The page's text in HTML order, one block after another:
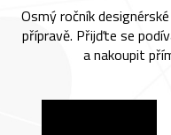
Osmý ročník
přípravě. Přijďte se
a nakoupit